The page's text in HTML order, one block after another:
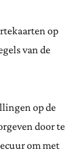
op
van de
op de
door te
om met